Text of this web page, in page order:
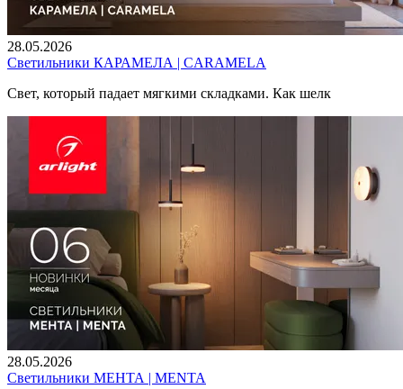
28.05.2026
Светильники КАРАМЕЛА | CARAMELA
Свет, который падает мягкими складками. Как шелк
28.05.2026
Светильники МЕНТА | MENTA